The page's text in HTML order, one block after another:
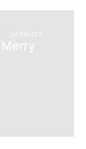
SKÖNHET
Merry